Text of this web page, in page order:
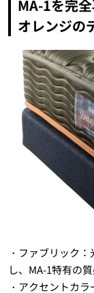
MA-1を完
オレンジの
・ファブリック
し、MA-1特有の質
・アクセントカ